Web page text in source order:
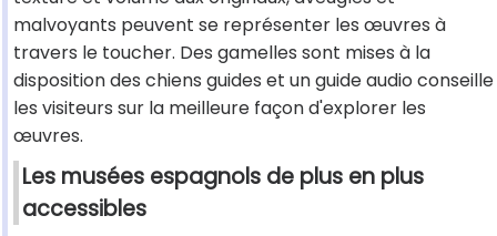
malvoyants peuvent se représenter les œuvres à
travers le toucher. Des gamelles sont mises à la
disposition des chiens guides et un guide audio conseille
les visiteurs sur la meilleure façon d'explorer les
œuvres.
Les musées espagnols de plus en plus
accessibles